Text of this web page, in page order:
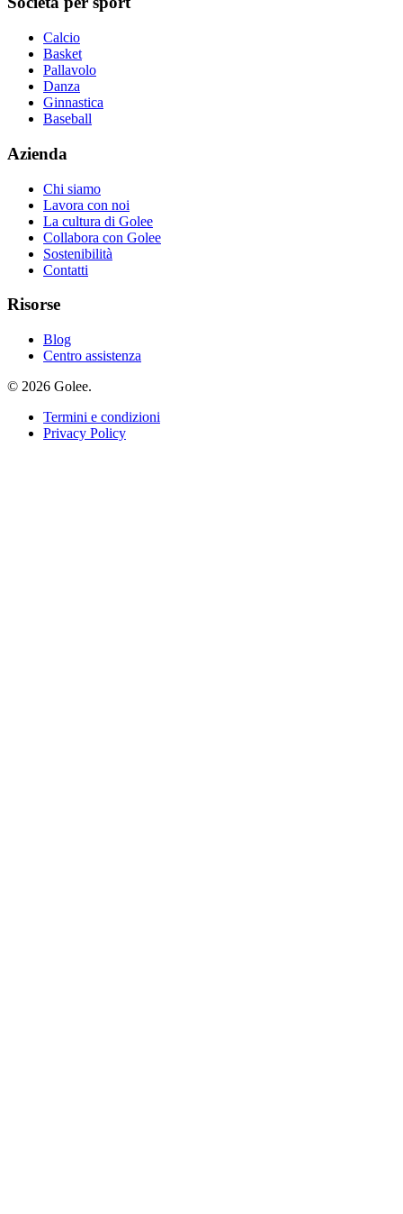
Calcio
Basket
Pallavolo
Danza
Ginnastica
Baseball
Azienda
Chi siamo
Lavora con noi
La cultura di Golee
Collabora con Golee
Sostenibilità
Contatti
Risorse
Blog
Centro assistenza
© 2026 Golee.
Termini e condizioni
Privacy Policy